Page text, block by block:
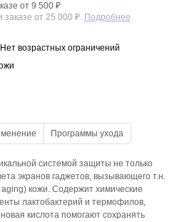
от 9 500 ₽
от 25 000 ₽. Подробнее
Нет возрастных ограничений
системой защиты не только
экранов гаджетов, вызывающего т.н.
кожи. Содержит химические
лактобактерий и термофилов,
кислота помогают сохранять